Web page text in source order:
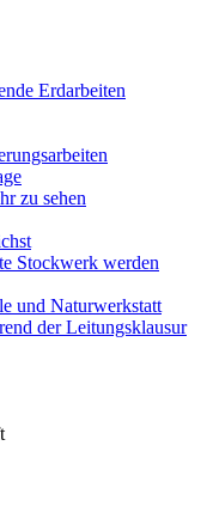
Erdarbeiten
zu sehen
Stockwerk werden
und Naturwerkstatt
der Leitungsklausur